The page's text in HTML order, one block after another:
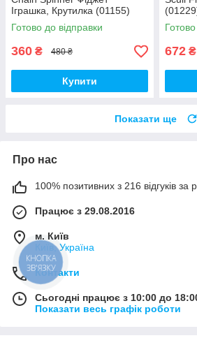
Іграшка, Крутилка (01155)
Готово до відправки
360 ₴ 480 ₴
Купити
672 ₴
Показати ще
Про нас
100% позитивних з 216 відгуків за
Працює з 29.08.2016
м. Київ
Київ, Україна
Контакти
Сьогодні працює з 10:00 до
Показати весь графік роботи
КНОПКА
ЗВ'ЯЗКУ